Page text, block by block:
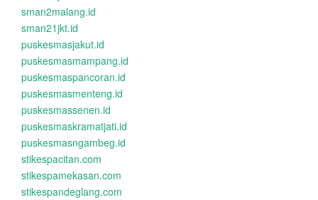
sman2malang.id
sman21jkt.id
puskesmasjakut.id
puskesmasmampang.id
puskesmaspancoran.id
puskesmasmenteng.id
puskesmassenen.id
puskesmaskramatjati.id
puskesmasngambeg.id
stikespacitan.com
stikespamekasan.com
stikespandeglang.com